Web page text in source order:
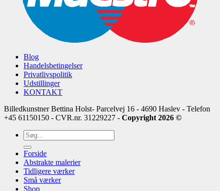
Blog
Handelsbetingelser
Privatlivspolitik
Udstillinger
KONTAKT
Billedkunstner Bettina Holst- Parcelvej 16 - 4690 Haslev - Telefon
+45 61150150 - CVR.nr. 31229227 - Copyright 2026 ©
Søg
efter:
Forside
Abstrakte malerier
Tidligere værker
Små værker
Shop